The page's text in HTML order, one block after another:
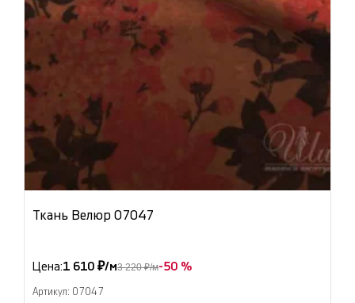
Ткань Велюр 07047
Цена:1 610 ₽/м3 220 ₽/м-50 %
Артикул: 07047